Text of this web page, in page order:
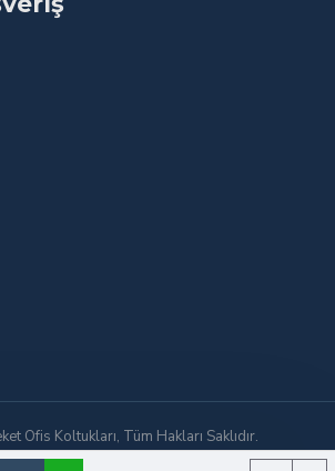
Ofis Koltukları, Tüm Hakları Saklıdır.